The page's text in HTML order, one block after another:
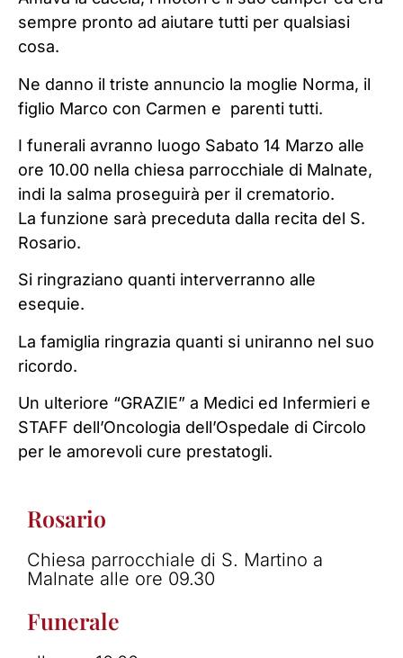
sempre pronto ad aiutare tutti per qualsiasi
cosa.
Ne danno il triste annuncio la moglie Norma, il
figlio Marco con Carmen e parenti tutti.
I funerali avranno luogo Sabato 14 Marzo alle
ore 10.00 nella chiesa parrocchiale di Malnate,
indi la salma proseguirà per il crematorio.
La funzione sarà preceduta dalla recita del S.
Rosario.
Si ringraziano quanti interverranno alle
esequie.
La famiglia ringrazia quanti si uniranno nel suo
ricordo.
Un ulteriore “GRAZIE” a Medici ed Infermieri e
STAFF dell’Oncologia dell’Ospedale di Circolo
per le amorevoli cure prestatogli.
Rosario
Chiesa parrocchiale di S. Martino a
Malnate alle ore 09.30
Funerale